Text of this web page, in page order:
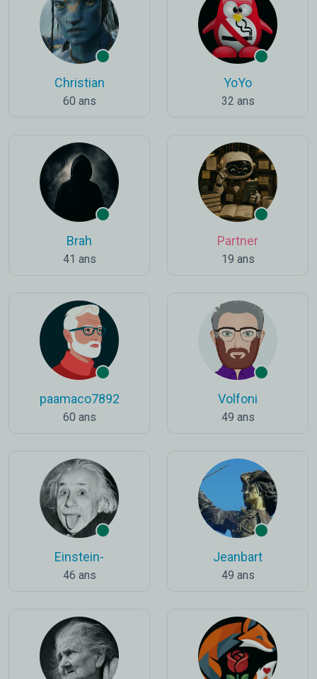
Christian
60 ans
YoYo
32 ans
Brah
41 ans
Partner
19 ans
paamaco7892
60 ans
Volfoni
49 ans
Einstein-
46 ans
Jeanbart
49 ans